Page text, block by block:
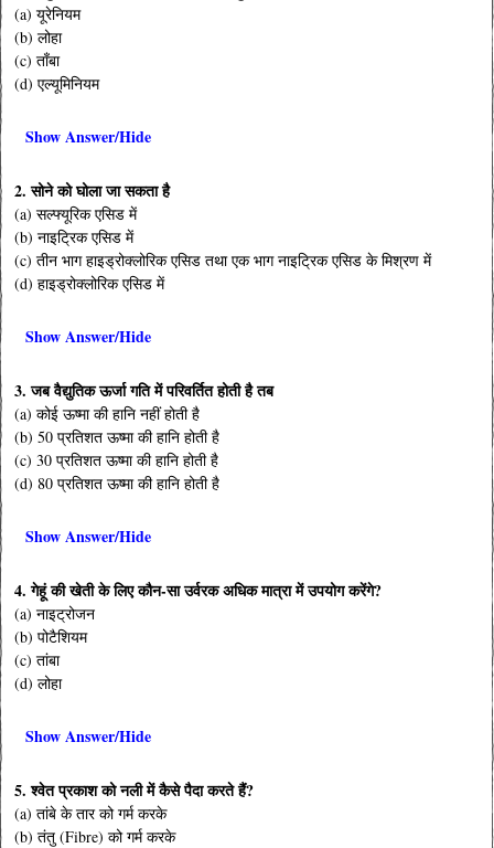
(a) यूरेनियम
(b) लोहा
(c) ताँबा
(d) एल्यूमिनियम
Show Answer/Hide
2. सोने को घोला जा सकता है
(a) सल्फ्यूरिक एसिड में
(b) नाइट्रिक एसिड में
(c) तीन भाग हाइड्रोक्लोरिक एसिड तथा एक भाग नाइट्रिक एसिड के मिश्रण में
(d) हाइड्रोक्लोरिक एसिड में
Show Answer/Hide
3. जब वैद्युतिक ऊर्जा गति में परिवर्तित होती है तब
(a) कोई ऊष्मा की हानि नहीं होती है
(b) 50 प्रतिशत ऊष्मा की हानि होती है
(c) 30 प्रतिशत ऊष्मा की हानि होती है
(d) 80 प्रतिशत ऊष्मा की हानि होती है
Show Answer/Hide
4. गेहूं की खेती के लिए कौन-सा उर्वरक अधिक मात्रा में उपयोग करेंगे?
(a) नाइट्रोजन
(b) पोटैशियम
(c) तांबा
(d) लोहा
Show Answer/Hide
5. श्वेत प्रकाश को नली में कैसे पैदा करते हैं?
(a) तांबे के तार को गर्म करके
(b) तंतु (Fibre) को गर्म करके